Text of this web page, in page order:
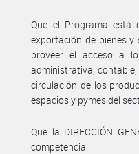
Que el Programa está
exportación de bienes
proveer el acceso a
administrativa,
circulación de los
espacios y pymes del
Que la DIRECCIÓN
competencia.